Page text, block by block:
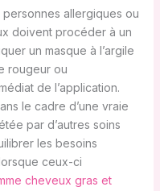
allergiques ou
doivent procéder à un
un masque à l’argile
rougeur ou
de l’application.
le cadre d’une vraie
par d’autres soins
les besoins
ceux-ci
cheveux gras et